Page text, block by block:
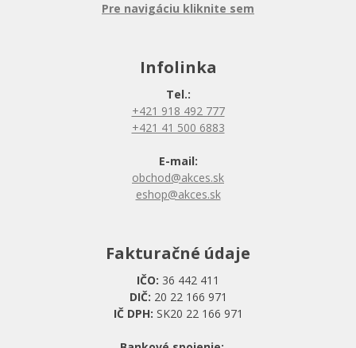
Pre navigáciu kliknite sem
Infolinka
Tel.:
+421 918 492 777
+421 41 500 6883
E-mail:
obchod@akces.sk
eshop@akces.sk
Fakturačné údaje
IČO: 36 442 411
DIČ: 20 22 166 971
IČ DPH: SK20 22 166 971